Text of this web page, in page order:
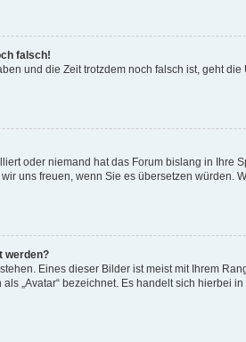
falsch!
und die Zeit trotzdem noch falsch ist, geht
oder niemand hat das Forum bislang in Ihre
uns freuen, wenn Sie es übersetzen würden.
werden?
Eines dieser Bilder ist meist mit Ihrem
„Avatar“ bezeichnet. Es handelt sich